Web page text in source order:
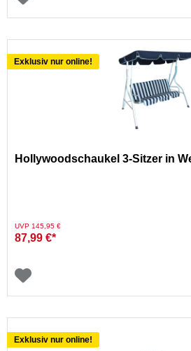
Exklusiv nur online!
Hollywoodschaukel 3-Sitzer in
Preis reduziert von
UVP 145,95 €auf
87,99 €*
Exklusiv nur online!